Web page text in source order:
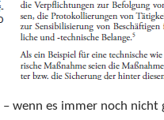
wenn es immer noch nicht